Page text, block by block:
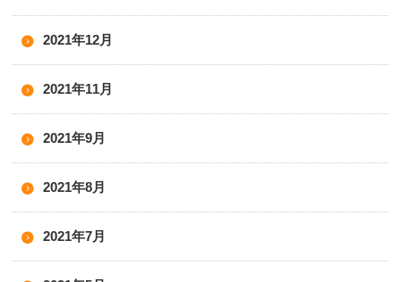
2021年12月
2021年11月
2021年9月
2021年8月
2021年7月